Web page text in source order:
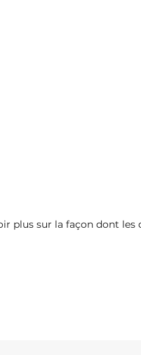
plus sur la façon dont les